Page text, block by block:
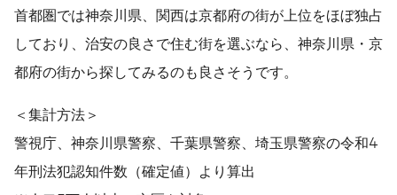
首都圏では神奈川県、関西は京都府の街が上位をほぼ独占
しており、治安の良さで住む街を選ぶなら、神奈川県・京
都府の街から探してみるのも良さそうです。
＜集計方法＞
警視庁、神奈川県警察、千葉県警察、埼玉県警察の令和4
年刑法犯認知件数（確定値）より算出